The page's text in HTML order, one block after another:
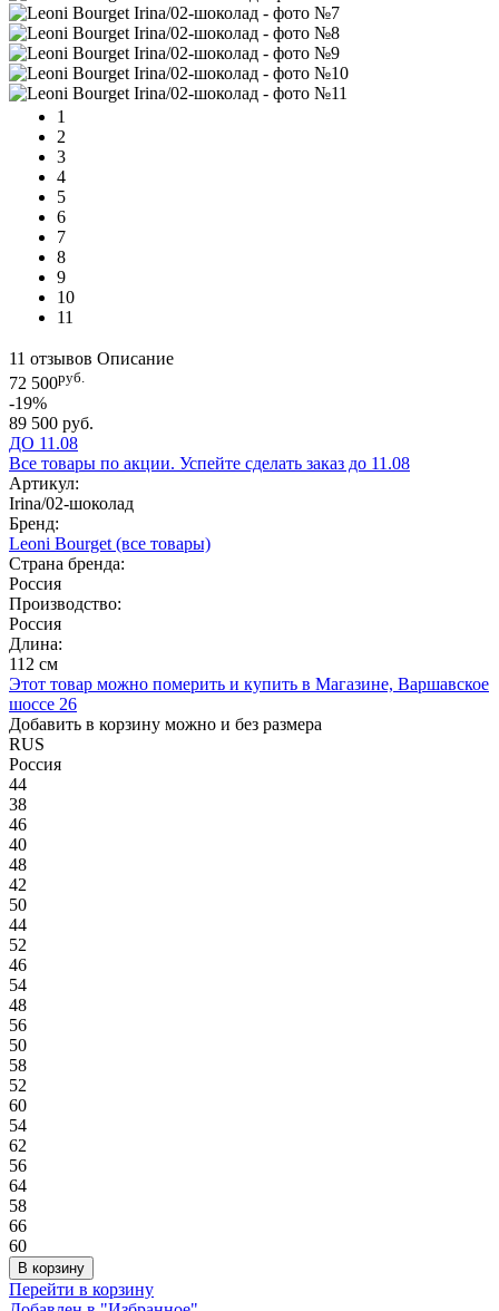
1
2
3
4
5
6
7
8
9
10
11
11 отзывов Описание
72 500руб.
-19%
89 500 руб.
ДО 11.08
Все товары по акции. Успейте сделать заказ до 11.08
Артикул:
Irina/02-шоколад
Бренд:
Leoni Bourget (все товары)
Страна бренда:
Россия
Производство:
Россия
Длина:
112 см
Этот товар можно померить и купить в Магазине, Варшавское
шоссе 26
Добавить в корзину можно и без размера
RUS
Россия
44
38
46
40
48
42
50
44
52
46
54
48
56
50
58
52
60
54
62
56
64
58
66
60
В корзину
Перейти в корзину